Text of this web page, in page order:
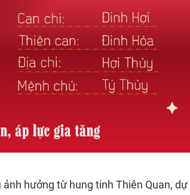
hưởng từ hung tinh Thiên Quan, dự